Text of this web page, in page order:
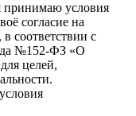
принимаю условия
согласие на
соответствии с
№152-ФЗ «О
целей,